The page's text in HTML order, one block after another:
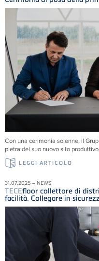
Con una cerimonia solenne, il
pietra del suo nuovo sito
LEGGI ARTICOLO
31.07.2025 – NEWS
TECEfloor collettore di
facilità. Collegare in